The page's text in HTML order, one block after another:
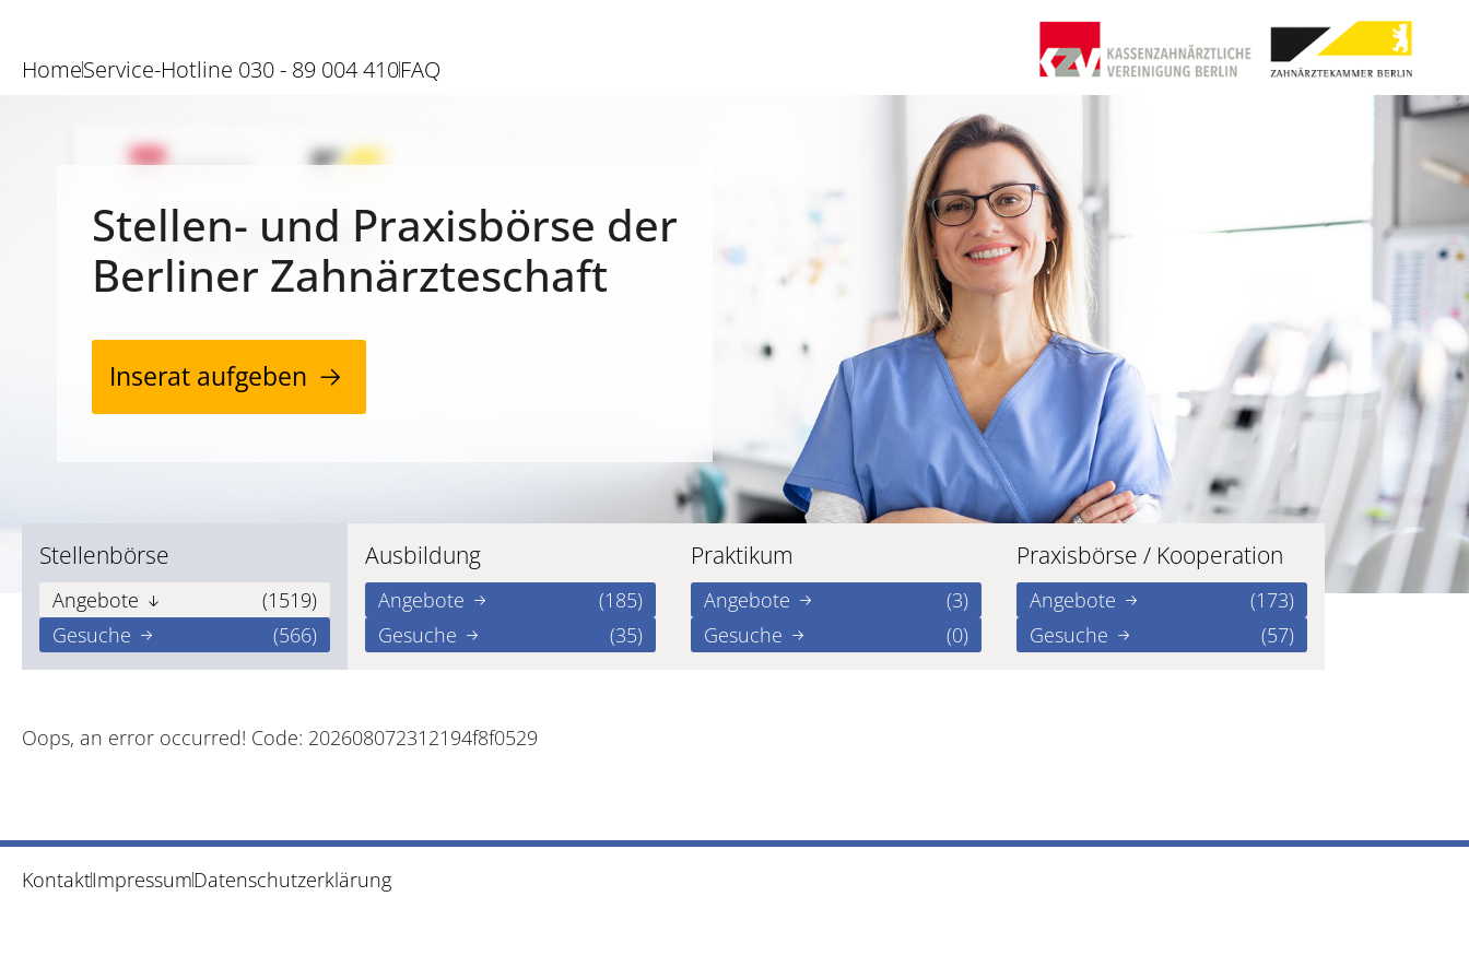
HomeService-Hotline 030 - 89 004 410FAQ
Stellen- und Praxisbörse der
Berliner Zahnärzteschaft
Inserat aufgeben
Stellenbörse
Angebote
(1519)
Gesuche
(566)
Ausbildung
Angebote
(185)
Gesuche
(35)
Praktikum
Angebote
(3)
Gesuche
(0)
Praxisbörse / Kooperation
Angebote
(173)
Gesuche
(57)
Oops, an error occurred! Code: 202608072312194f8f0529
KontaktImpressumDatenschutzerklärung